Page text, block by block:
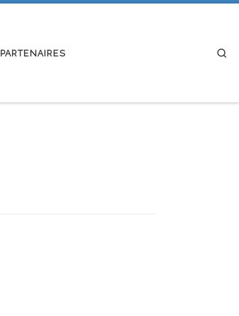
PARTENAIRES